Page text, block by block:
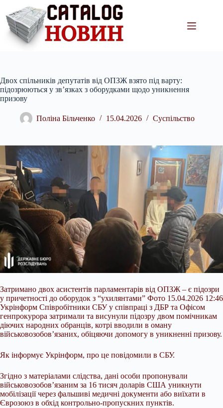
вмісту
Двох спільників депутатів від ОПЗЖ взято під варту:
підозрюються у зв’язках з оборудками щодо уникнення
призову
Поліна Більченко 15.04.2026 Суспільство
Затримано двох асистентів парламентарів від ОПЗЖ – є підозри
у причетності до оборудок з “ухилянтами” Фото 15.04.2026 12:46
Укрінформ Співробітники СБУ у співпраці з ДБР та Офісом
генпрокурора затримали та висунули підозру двом помічникам
діючих народних обранців, котрі вводили в оману
військовозобов’язаних, обіцяючи допомогу в уникненні призову.
Як інформує Укрінформ, про це повідомили в СБУ.
Згідно з матеріалами слідства, дані особи пропонували
військовозобов’язаним за 16 тисяч доларів США уникнути
мобілізації через фальшиві медичні документи або виїхати в
Єврозоюз в обхід контрольно-пропускних пунктів.